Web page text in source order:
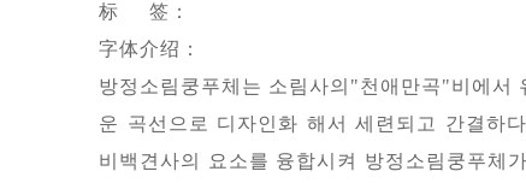
标 签：
字体介绍：
방정소림쿵푸체는 소림사의"천애만곡"비에서
운 곡선으로 디자인화 해서 세련되고 간결하
비백견사의 요소를 융합시켜 방정소림쿵푸체